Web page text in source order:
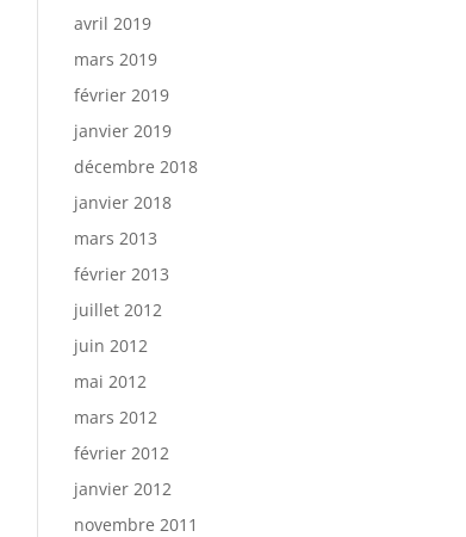
avril 2019
mars 2019
février 2019
janvier 2019
décembre 2018
janvier 2018
mars 2013
février 2013
juillet 2012
juin 2012
mai 2012
mars 2012
février 2012
janvier 2012
novembre 2011